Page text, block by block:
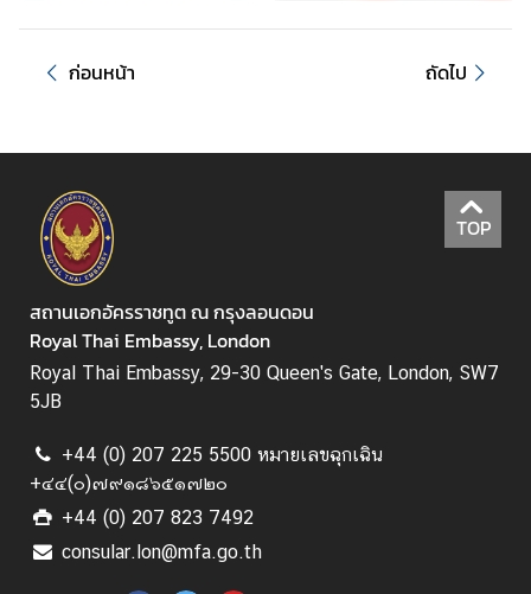
ม
ไ
ท
ย
-
ไ
อ
ร์
แ
น
ด์
ว
ก่อนหน้า ถัดไป
TOP
สถานเอกอัครราชทูต ณ กรุงลอนดอน
Royal Thai Embassy, London
Royal Thai Embassy, 29-30 Queen's Gate, London, SW7
5JB
+44 (0) 207 225 5500 หมายเลขฉุกเฉิน
+๔๔(๐)๗๙๑๘๖๕๑๗๒๐
+44 (0) 207 823 7492
consular.lon@mfa.go.th